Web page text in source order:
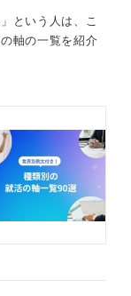
という人は、こ
軸の一覧を紹介